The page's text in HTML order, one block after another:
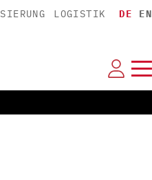
LOGISTIK DE EN